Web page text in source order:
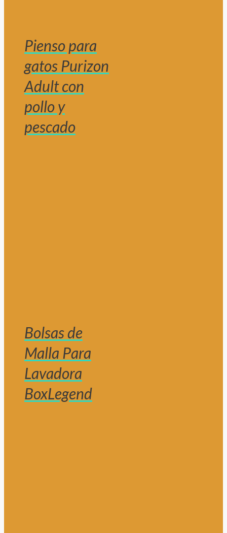
Pienso para
gatos Purizon
Adult con
pollo y
pescado
Bolsas de
Malla Para
Lavadora
BoxLegend